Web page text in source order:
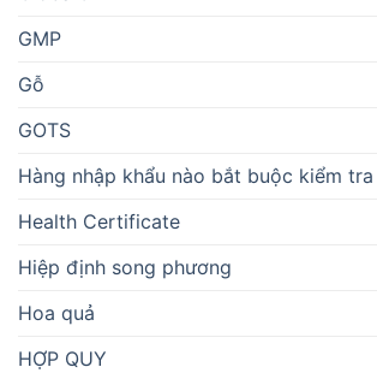
GMP
Gỗ
GOTS
Hàng nhập khẩu nào bắt buộc kiểm
Health Certificate
Hiệp định song phương
Hoa quả
HỢP QUY